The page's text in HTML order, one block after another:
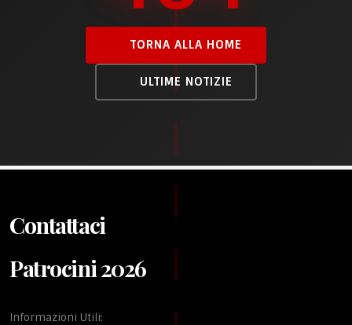
TORNA ALLA HOME
ULTIME NOTIZIE
Contattaci
Patrocini 2026
Informazioni Utili: